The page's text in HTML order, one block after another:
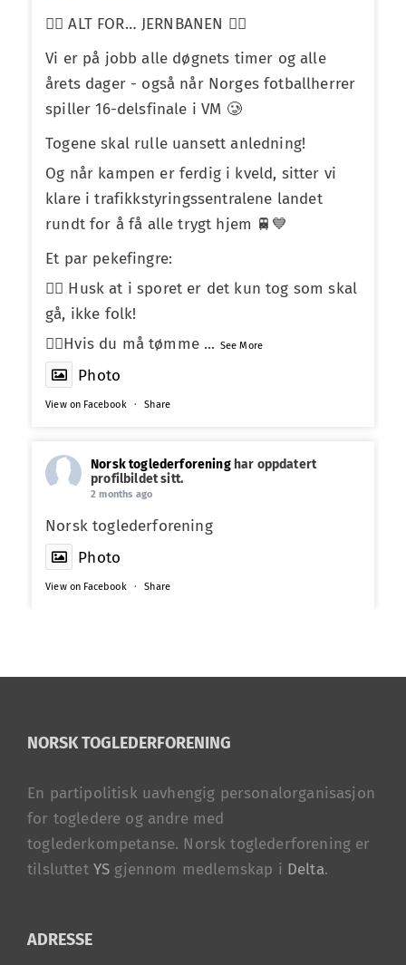
❤️‍🔥 ALT FOR… JERNBANEN ❤️‍🔥
Vi er på jobb alle døgnets timer og alle
årets dager - også når Norges fotballherrer
spiller 16-delsfinale i VM 🥲
Togene skal rulle uansett anledning!
Og når kampen er ferdig i kveld, sitter vi
klare i trafikkstyringssentralene landet
rundt for å få alle trygt hjem 🚆💙
Et par pekefingre:
☝🏼 Husk at i sporet er det kun tog som skal
gå, ikke folk!
☝🏼Hvis du må tømme ... See More
Photo
View on Facebook · Share
Norsk toglederforening har oppdatert
profilbildet sitt.
2 months ago
Norsk toglederforening
Photo
View on Facebook · Share
NORSK TOGLEDERFORENING
En partipolitisk uavhengig personalorganisasjon
for togledere og andre med
toglederkompetanse. Norsk toglederforening er
tilsluttet YS gjennom medlemskap i Delta.
ADRESSE